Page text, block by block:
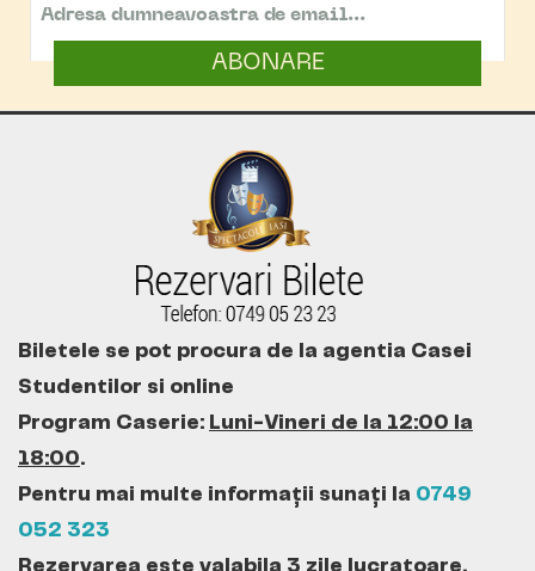
ABONARE
Biletele se pot procura de la agentia Casei
Studentilor si online
Program Caserie: Luni-Vineri de la 12:00 la
18:00.
Pentru mai multe informații sunați la 0749
052 323
Rezervarea este valabila 3 zile lucratoare.